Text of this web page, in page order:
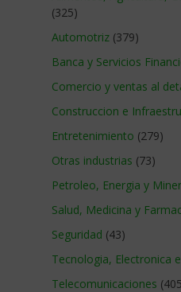
(325)
Automotriz (379)
Banca y Servicios
Comercio y ventas al
Construccion e
Entretenimiento (279)
Otras industrias (73)
Petroleo, Energia y
Salud, Medicina y
Seguridad (43)
Tecnologia, Electronica
Telecomunicaciones